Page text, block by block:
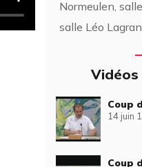
Normeulen,
salle Léo
Vidéos
Coup
14 juin
Coup